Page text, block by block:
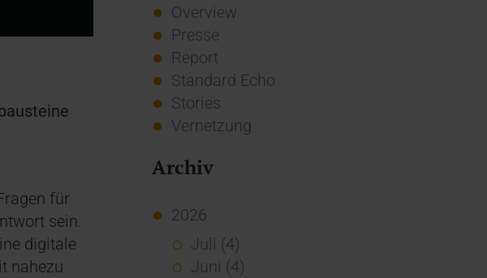
für
sein.
digitale
nahezu
Overview
Presse
Report
Standard Echo
Stories
Vernetzung
Archiv
2026
Juli (4)
Juni (4)